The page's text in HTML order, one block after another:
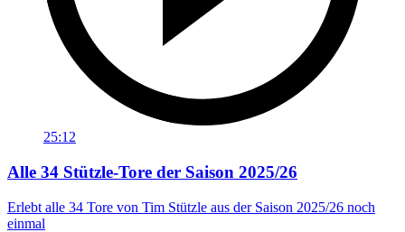
25:12
Alle 34 Stützle-Tore der Saison 2025/26
Erlebt alle 34 Tore von Tim Stützle aus der Saison 2025/26 noch
einmal